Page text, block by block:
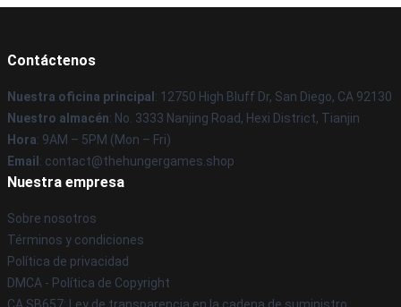
Contáctenos
Nuestra oficina principal : 12750 High Bluff Dr, San Diego, CA 92130
Nuestro almacén: No. 3333 Nanjing Road, Hexi District, Tianjin
Hora: 9AM – 5PM (Mon – Fri)
Email : contact@thehungergames.shop
Nuestra empresa
Sobre nosotros
Términos y condiciones
Política de privacidad
DMCA - Política de Copyright